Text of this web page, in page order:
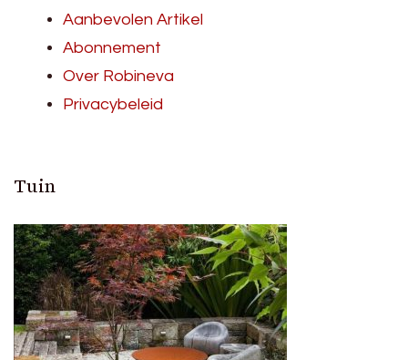
Aanbevolen Artikel
Abonnement
Over Robineva
Privacybeleid
Tuin